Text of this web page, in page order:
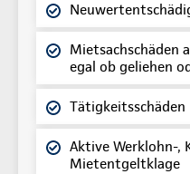
Mietsachschäden
egal ob geliehen
Tätigkeitsschäden
Aktive Werklohn-,
Mietentgeltklage